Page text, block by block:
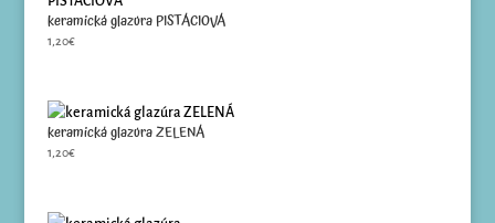
keramická glazúra PISTÁCIOVÁ
1,20€
keramická glazúra ZELENÁ
1,20€